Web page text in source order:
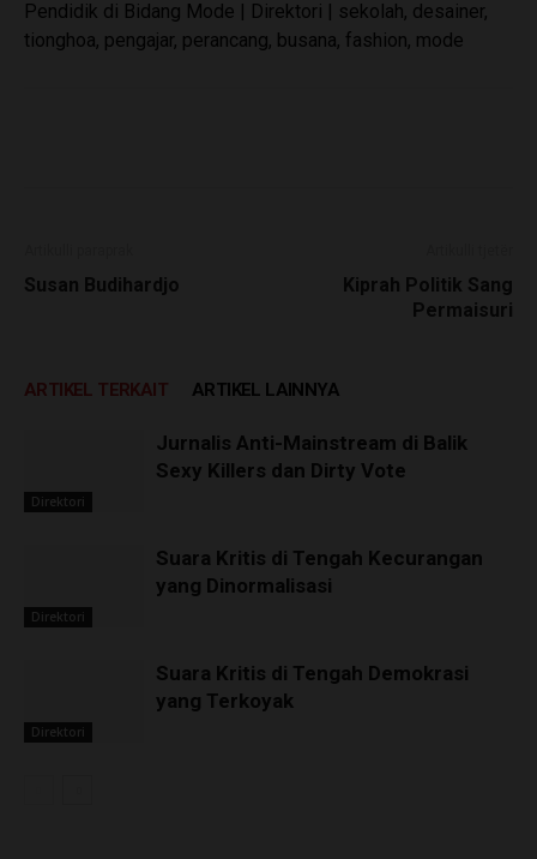
Pendidik di Bidang Mode | Direktori | sekolah, desainer,
tionghoa, pengajar, perancang, busana, fashion, mode
Susan Budihardjo
Kiprah Politik Sang
Permaisuri
ARTIKEL TERKAIT ARTIKEL LAINNYA
Direktori
Jurnalis Anti-Mainstream di Balik
Sexy Killers dan Dirty Vote
Direktori
Suara Kritis di Tengah Kecurangan
yang Dinormalisasi
Direktori
Suara Kritis di Tengah Demokrasi
yang Terkoyak